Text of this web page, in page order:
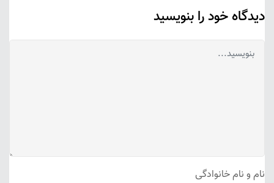
دیدگاه خود را بنویسید
نام و نام خانوادگی